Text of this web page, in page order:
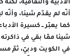
الأدبيّة والثّقافيّة،
أنّه لم يقدّم شيئا،
كما يعبّر ــ كسيرة
شيئا ممّا بقي في
في الكويت ودبيّ، ثمّ